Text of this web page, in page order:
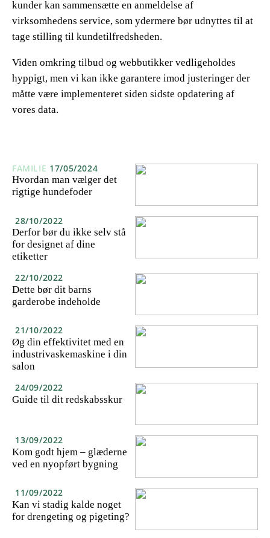
kunder kan sammensætte en anmeldelse af
virksomhedens service, som ydermere bør udnyttes til at
tage stilling til kundetilfredsheden.
Viden omkring tilbud og webbutikker vedligeholdes
hyppigt, men vi kan ikke garantere imod justeringer der
måtte være implementeret siden sidste opdatering af
vores data.
FAMILIE 17/05/2024
Hvordan man vælger det
rigtige hundefoder
28/10/2022
Derfor bør du ikke selv stå
for designet af dine
etiketter
22/10/2022
Dette bør dit barns
garderobe indeholde
21/10/2022
Øg din effektivitet med en
industrivaskemaskine i din
salon
24/09/2022
Guide til dit redskabsskur
13/09/2022
Kom godt hjem – glæderne
ved en nyopført bygning
11/09/2022
Kan vi stadig kalde noget
for drengeting og pigeting?